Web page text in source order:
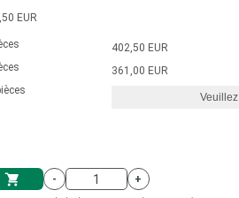
CC sans
courant
DPWM
à pas
EUR
402,50 EUR
361,00 EUR
-
+